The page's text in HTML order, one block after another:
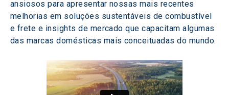
ansiosos para apresentar nossas mais recentes
melhorias em soluções sustentáveis de combustível
e frete e insights de mercado que capacitam algumas
das marcas domésticas mais conceituadas do mundo.